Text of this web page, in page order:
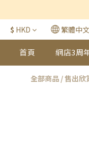
$ HKD 繁體中文
首頁 網店3周
全部商品 /售出欣